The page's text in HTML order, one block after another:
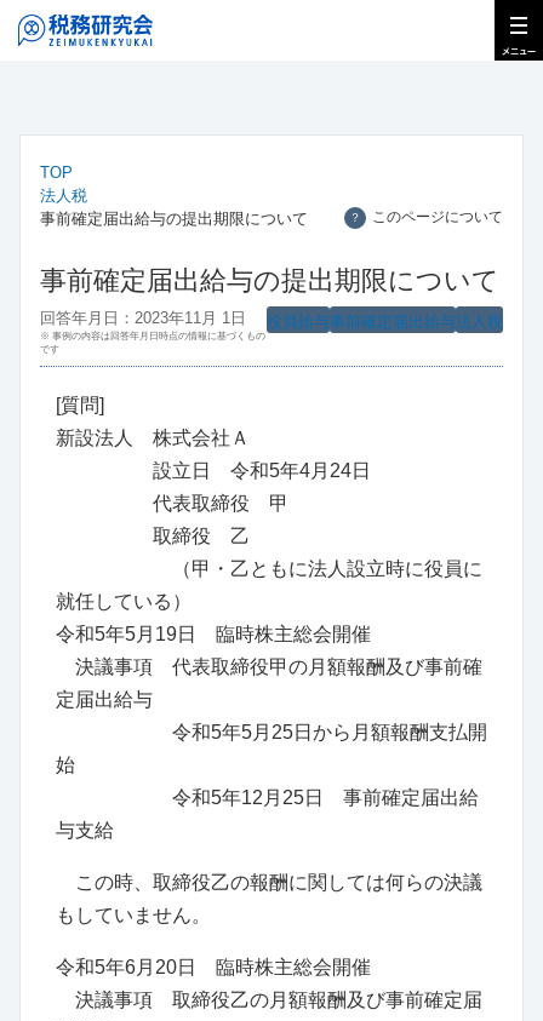
TOP
法人税
事前確定届出給与の提出期限について
？ このページについて
事前確定届出給与の提出期限について
法人税
事前確定届出給与
役員給与
回答年月日：2023年11月 1日
※ 事例の内容は回答年月日時点の情報に基づくもの
です
[質問]
新設法人 株式会社Ａ
設立日 令和5年4月24日
代表取締役 甲
取締役 乙
（甲・乙ともに法人設立時に役員に
就任している）
令和5年5月19日 臨時株主総会開催
決議事項 代表取締役甲の月額報酬及び事前確
定届出給与
令和5年5月25日から月額報酬支払開
始
令和5年12月25日 事前確定届出給
与支給
この時、取締役乙の報酬に関しては何らの決議
もしていません。
令和5年6月20日 臨時株主総会開催
決議事項 取締役乙の月額報酬及び事前確定届